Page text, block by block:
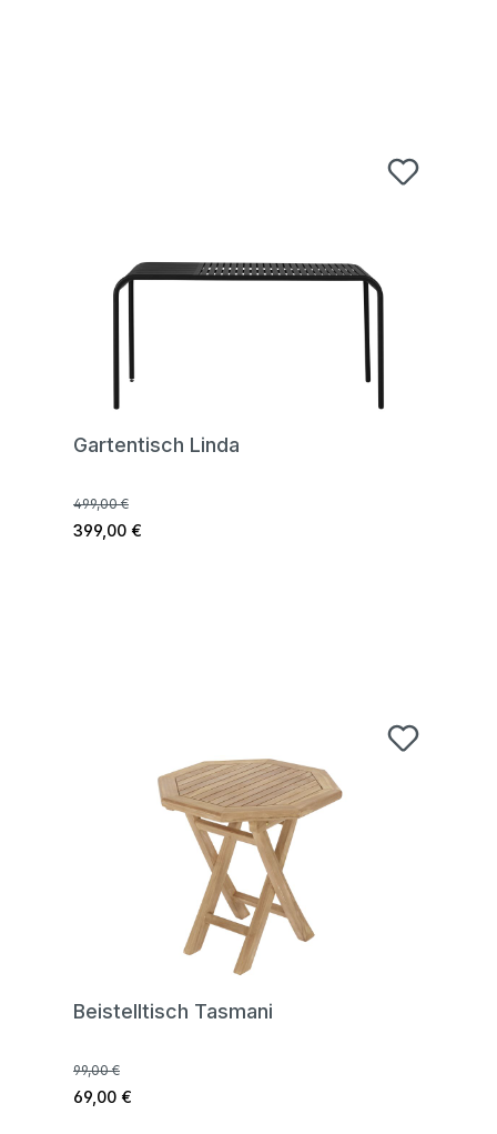
Gartentisch Linda
499,00 €
399,00 €
Beistelltisch Tasmani
99,00 €
69,00 €